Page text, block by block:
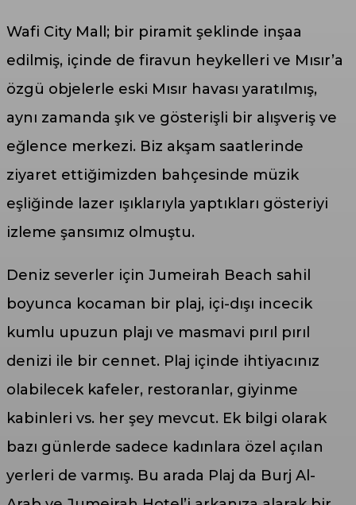
Wafi City Mall; bir piramit şeklinde inşaa
edilmiş, içinde de firavun heykelleri ve Mısır’a
özgü objelerle eski Mısır havası yaratılmış,
aynı zamanda şık ve gösterişli bir alışveriş ve
eğlence merkezi. Biz akşam saatlerinde
ziyaret ettiğimizden bahçesinde müzik
eşliğinde lazer ışıklarıyla yaptıkları gösteriyi
izleme şansımız olmuştu.
Deniz severler için Jumeirah Beach sahil
boyunca kocaman bir plaj, içi-dışı incecik
kumlu upuzun plajı ve masmavi pırıl pırıl
denizi ile bir cennet. Plaj içinde ihtiyacınız
olabilecek kafeler, restoranlar, giyinme
kabinleri vs. her şey mevcut. Ek bilgi olarak
bazı günlerde sadece kadınlara özel açılan
yerleri de varmış. Bu arada Plaj da Burj Al-